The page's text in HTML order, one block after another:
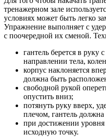
тренажерном зале
условиях может быть легко
Упражнение выполняет с
с поочередной их сменой.
гантель берется в руку
направлении тела,
корпус наклоняется
должна быть
свободной рукой
опустить вниз;
потянуть руку вверх,
плечом, гантель
при достижении уровня
исходную точку.